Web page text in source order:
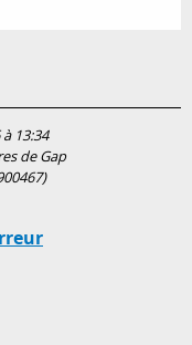
13:34
de Gap
)